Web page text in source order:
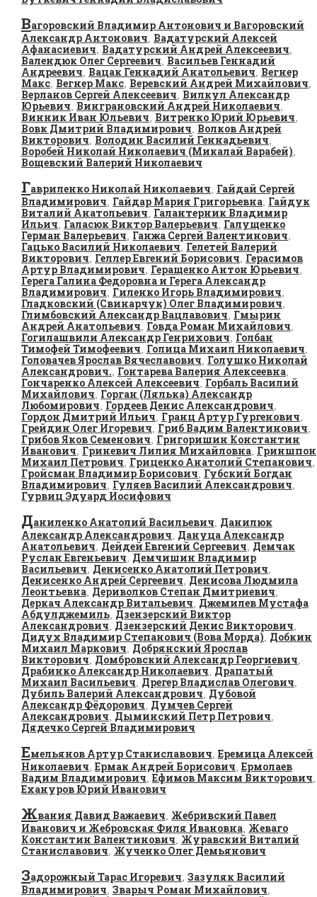
Вагоровский Владимир Антонович и Вагоровский
Александр Антонович, Вадатурский Алексей
Афанасиевич, Вадатурский Андрей Алексеевич,
Валендюк Олег Сергеевич, Васильев Геннадий
Андреевич, Вацак Геннадий Анатольевич, Вегнер
Макс, Вегнер Макс, Веревский Андрей Михайлович,
Верланов Сергей Алексеевич, Вилкул Александр
Юрьевич, Винграновский Андрей Николаевич,
Винник Иван Юльевич, Витренко Юрий Юрьевич,
Вовк Дмитрий Владимирович, Волков Андрей
Викторович, Володин Василий Геннадьевич,
Воробей Николай Николаевич (Микалай Варабей),
Вощевский Валерий Николаевич
Гавриленко Николай Николаевич, Гайдай Сергей
Владимирович, Гайдар Мария Григорьевна, Гайдук
Виталий Анатольевич, Галантерник Владимир
Ильич, Галасюк Виктор Валерьевич, Галущенко
Герман Валерьевич, Ганжа Сергей Валентинович,
Гацько Василий Николаевич, Гелетей Валерий
Викторович, Геллер Евгений Борисович, Герасимов
Артур Владимирович, Геращенко Антон Юрьевич,
Герега Галина Федоровна и Герега Александр
Владимирович, Гиленко Игорь Владимирович,
Гладковский (Свинарчук) Олег Владимирович,
Глимбовский Александр Вацлавович, Гмырин
Андрей Анатольевич, Говда Роман Михайлович,
Гогилашвили Александр Генрихович, Голбан
Тимофей Тимофеевич, Голица Михаил Николаевич,
Головачев Ярослав Вячеславович, Голушко Николай
Александрович., Гонтарева Валерия Алексеевна,
Гончаренко Алексей Алексеевич, Горбаль Василий
Михайлович, Горган (Лялька) Александр
Любомирович, Гордеев Денис Александрович,
Гордон Дмитрий Ильич, Гранц Артур Гургенович,
Грейдин Олег Игоревич, Гриб Вадим Валентинович,
Грибов Яков Семенович, Григоришин Константин
Иванович, Гриневич Лилия Михайловна, Гриншпон
Михаил Петрович, Гриценко Анатолий Степанович,
Гройсман Владимир Борисович, Губский Богдан
Владимирович, Гуляев Василий Александрович,
Гурвиц Эдуард Иосифович
Даниленко Анатолий Васильевич, Данилюк
Александр Александрович, Дануца Александр
Анатольевич, Дейдей Евгений Сергеевич, Демчак
Руслан Евгеньевич, Демчишин Владимир
Васильевич, Денисенко Анатолий Петрович,
Денисенко Андрей Сергеевич, Денисова Людмила
Леонтьевна, Дериволков Степан Дмитриевич,
Деркач Александр Витальевич, Джемилев Мустафа
Абдулджемиль, Дзензерский Виктор
Александрович, Дзензерский Денис Викторович,
Дидух Владимир Степанович (Вова Морда), Добкин
Михаил Маркович, Добрянский Ярослав
Викторович, Домбровский Александр Георгиевич,
Драбинко Александр Николаевич, Драпатый
Михаил Васильевич, Дрегер Владислав Олегович,
Дубиль Валерий Александрович, Дубовой
Александр Фёдорович, Думчев Сергей
Александрович, Дыминский Петр Петрович,
Дядечко Сергей Владимирович
Емельянов Артур Станиславович, Еремица Алексей
Николаевич, Ермак Андрей Борисович, Ермолаев
Вадим Владимирович, Ефимов Максим Викторович,
Ехануров Юрий Иванович
Жвания Давид Важаевич, Жебривский Павел
Иванович и Жебровская Филя Ивановна, Жеваго
Константин Валентинович, Журавский Виталий
Станиславович, Жученко Олег Демьянович
Задорожный Тарас Игоревич, Зазуляк Василий
Владимирович, Зварыч Роман Михайлович,